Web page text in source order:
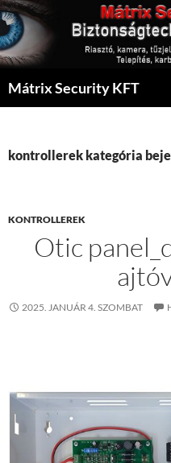
Kilépés
tartalomba
Mátrix Security KFT
kontrollerek kategória
KONTROLLEREK
Otic
2025. JANUÁR 4. SZOMBAT